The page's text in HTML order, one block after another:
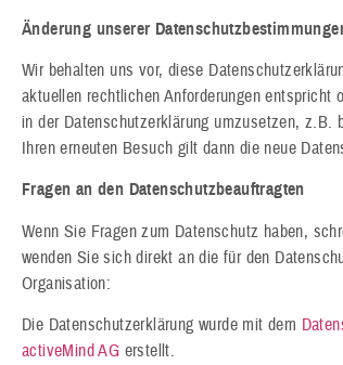
Änderung unserer
Wir behalten uns vor, diese
aktuellen rechtlichen Anforderungen entspricht
in der Datenschutzerklärung umzusetzen, z.B.
Ihren erneuten Besuch gilt dann die neue
Fragen an den Datenschutzbeauftragten
Wenn Sie Fragen zum Datenschutz haben,
wenden Sie sich direkt an die für den
Organisation:
Die Datenschutzerklärung wurde mit dem
activeMind AG erstellt.